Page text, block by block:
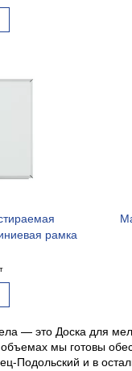
рамка
— это Доска для
мы готовы
Подольский и в